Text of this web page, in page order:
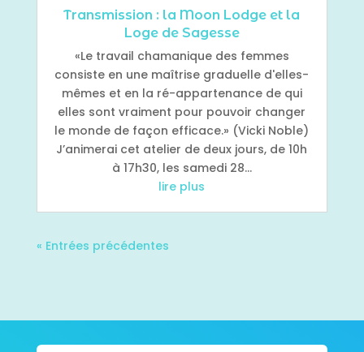
Transmission : la Moon Lodge et la
Loge de Sagesse
«Le travail chamanique des femmes
consiste en une maîtrise graduelle d'elles-
mêmes et en la ré-appartenance de qui
elles sont vraiment pour pouvoir changer
le monde de façon efficace.» (Vicki Noble)
J’animerai cet atelier de deux jours, de 10h
à 17h30, les samedi 28...
lire plus
« Entrées précédentes